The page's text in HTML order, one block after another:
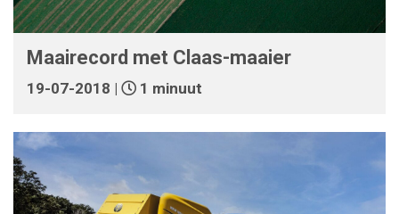
Maairecord met Claas-maaier
19-07-2018 | 1 minuut